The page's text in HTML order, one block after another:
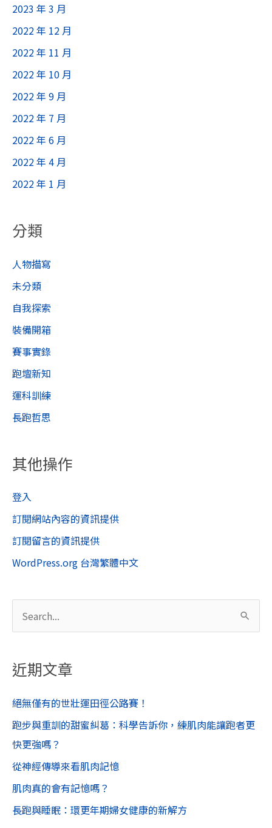
2023 年 3 月
2022 年 12 月
2022 年 11 月
2022 年 10 月
2022 年 9 月
2022 年 7 月
2022 年 6 月
2022 年 4 月
2022 年 1 月
分類
人物描寫
未分類
自我探索
裝備開箱
賽事實錄
跑壇新知
運科訓練
長跑哲思
其他操作
登入
訂閱網站內容的資訊提供
訂閱留言的資訊提供
WordPress.org 台灣繁體中文
尋
鍵
字
近期文章
絕無僅有的世壯運田徑公路賽！
跑步與重訓的甜蜜糾葛：科學告訴你，練肌肉能讓跑者更
快更強嗎？
從神經傳導來看肌肉記憶
肌肉真的會有記憶嗎？
長跑與睡眠：環更年期婦女健康的新解方